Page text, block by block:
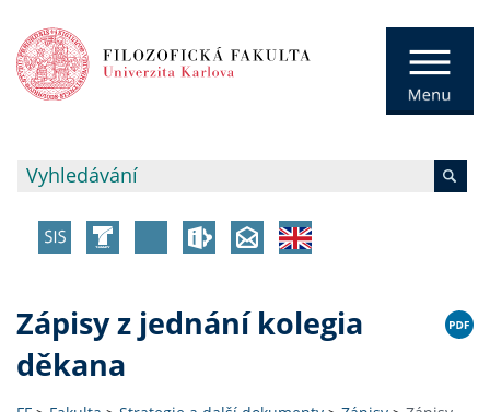
Zápisy z jednání kolegia
děkana